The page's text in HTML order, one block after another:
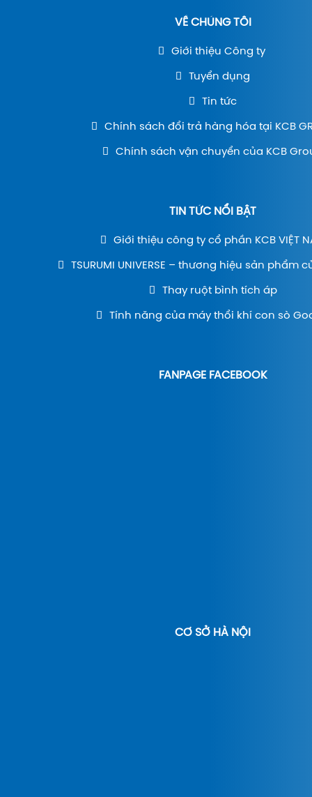
VỀ CHÚNG TÔI
Giới thiệu Công ty
Tuyển dụng
Tin tức
Chính sách đổi trả hàng hóa tại KCB
Chính sách vận chuyển của KCB
TIN TỨC NỔI BẬT
Giới thiệu công ty cổ phần KCB VIỆT
TSURUMI UNIVERSE – thương hiệu sản phẩm
Thay ruột bình tích áp
Tính năng của máy thổi khí con sò
FANPAGE FACEBOOK
CƠ SỞ HÀ NỘI